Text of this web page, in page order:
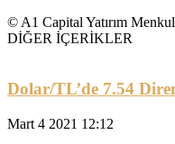
© A1 Capital Yatırım
DİĞER İÇERİKLER
Dolar/TL’de 7.54
Mart 4 2021 12:12